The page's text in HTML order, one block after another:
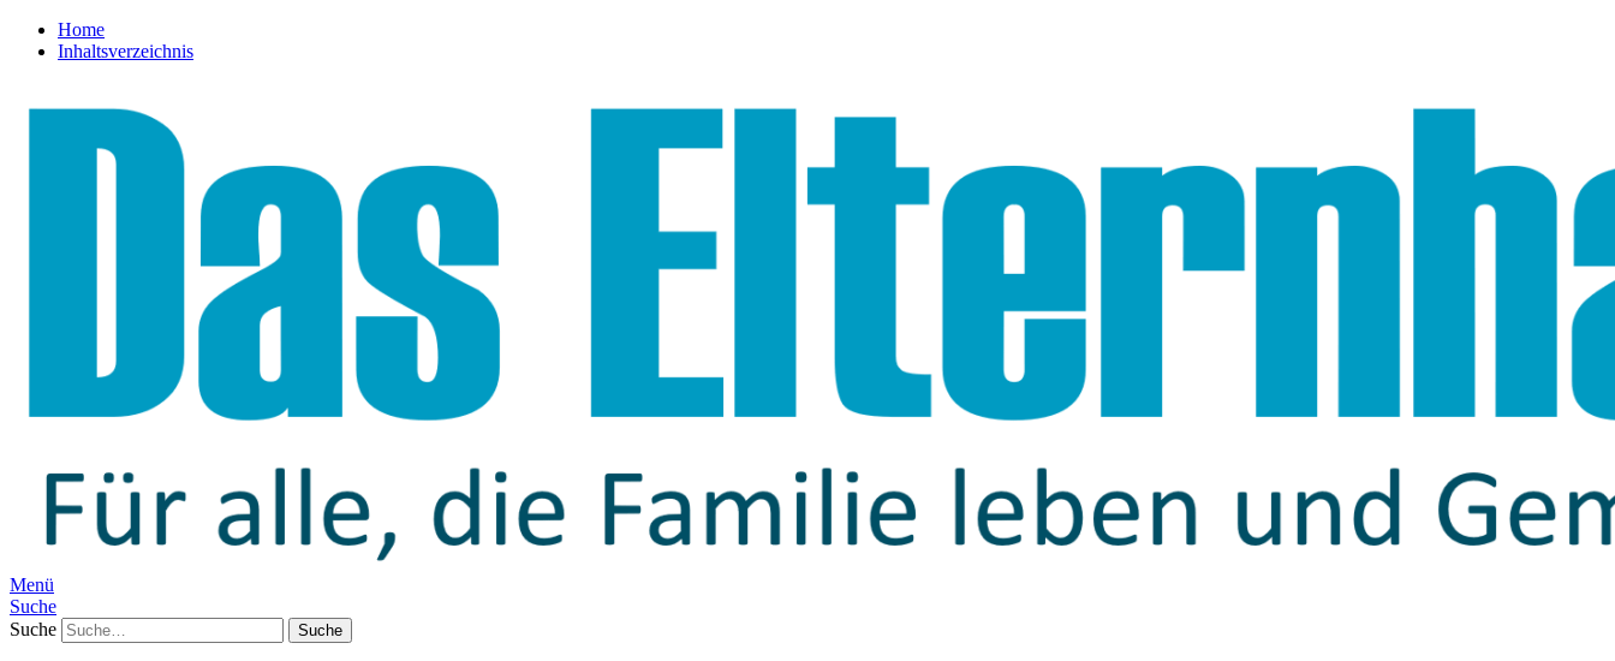
Home
Inhaltsverzeichnis
Menü
Suche
Suche